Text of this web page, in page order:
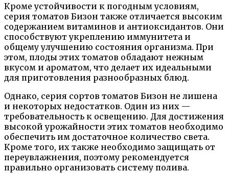
Кроме устойчивости к погодным условиям,
серия томатов Бизон также отличается высоким
содержанием витаминов и антиоксидантов. Они
способствуют укреплению иммунитета и
общему улучшению состояния организма. При
этом, плоды этих томатов обладают нежным
вкусом и ароматом, что делает их идеальными
для приготовления разнообразных блюд.
Однако, серия сортов томатов Бизон не лишена
и некоторых недостатков. Один из них —
требовательность к освещению. Для достижения
высокой урожайности этих томатов необходимо
обеспечить им достаточное количество света.
Кроме того, их также необходимо защищать от
переувлажнения, поэтому рекомендуется
правильно организовать систему полива.